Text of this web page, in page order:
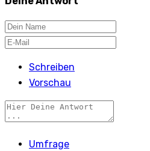
Schreiben
Vorschau
Umfrage